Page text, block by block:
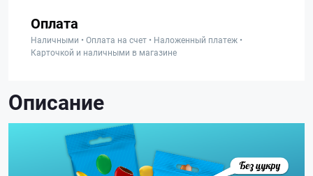
Оплата
Наличными • Оплата на счет • Наложенный платеж •
Карточкой и наличными в магазине
Описание